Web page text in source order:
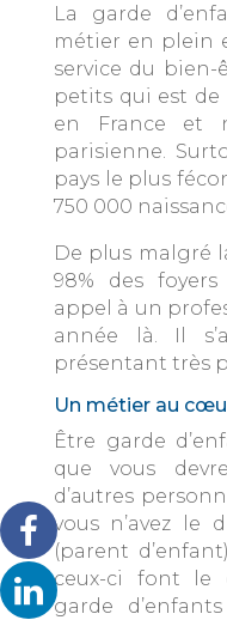
La garde
métier en plein
service du bien-
petits qui est de
en France et
parisienne.
pays le plus
750 000
De plus malgré
98% des
appel à un
année là. Il
présentant très
Un métier au
Être garde
que vous
d’autres
vous n’avez le
(parent
ceux-ci font le
garde